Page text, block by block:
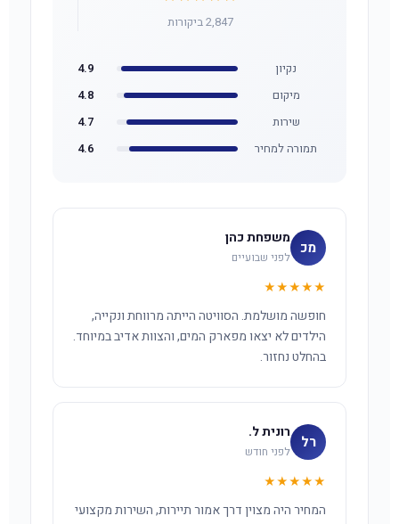
2,847 ביקורות
נקיון
4.9
מיקום
4.8
שירות
4.7
תמורה למחיר
4.6
מכ משפחת כהן
לפני שבועיים
★★★★★
חופשה מושלמת. הסוויטה הייתה מרווחת ונקייה,
הילדים לא יצאו מפארק המים, והצוות אדיב במיוחד.
בהחלט נחזור.
רל רונית ל.
לפני חודש
★★★★★
המחיר היה מצוין דרך אמור תיירות, השירות מקצועי